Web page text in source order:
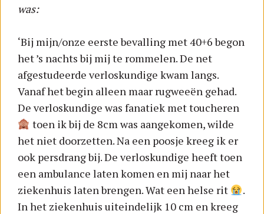
was:
‘Bij mijn/onze eerste bevalling met 40+6 begon
het ’s nachts bij mij te rommelen. De net
afgestudeerde verloskundige kwam langs.
Vanaf het begin alleen maar rugweeën gehad.
De verloskundige was fanatiek met toucheren
toen ik bij de 8cm was aangekomen, wilde
het niet doorzetten. Na een poosje kreeg ik er
ook persdrang bij. De verloskundige heeft toen
een ambulance laten komen en mij naar het
ziekenhuis laten brengen. Wat een helse rit
.
In het ziekenhuis uiteindelijk 10 cm en kreeg